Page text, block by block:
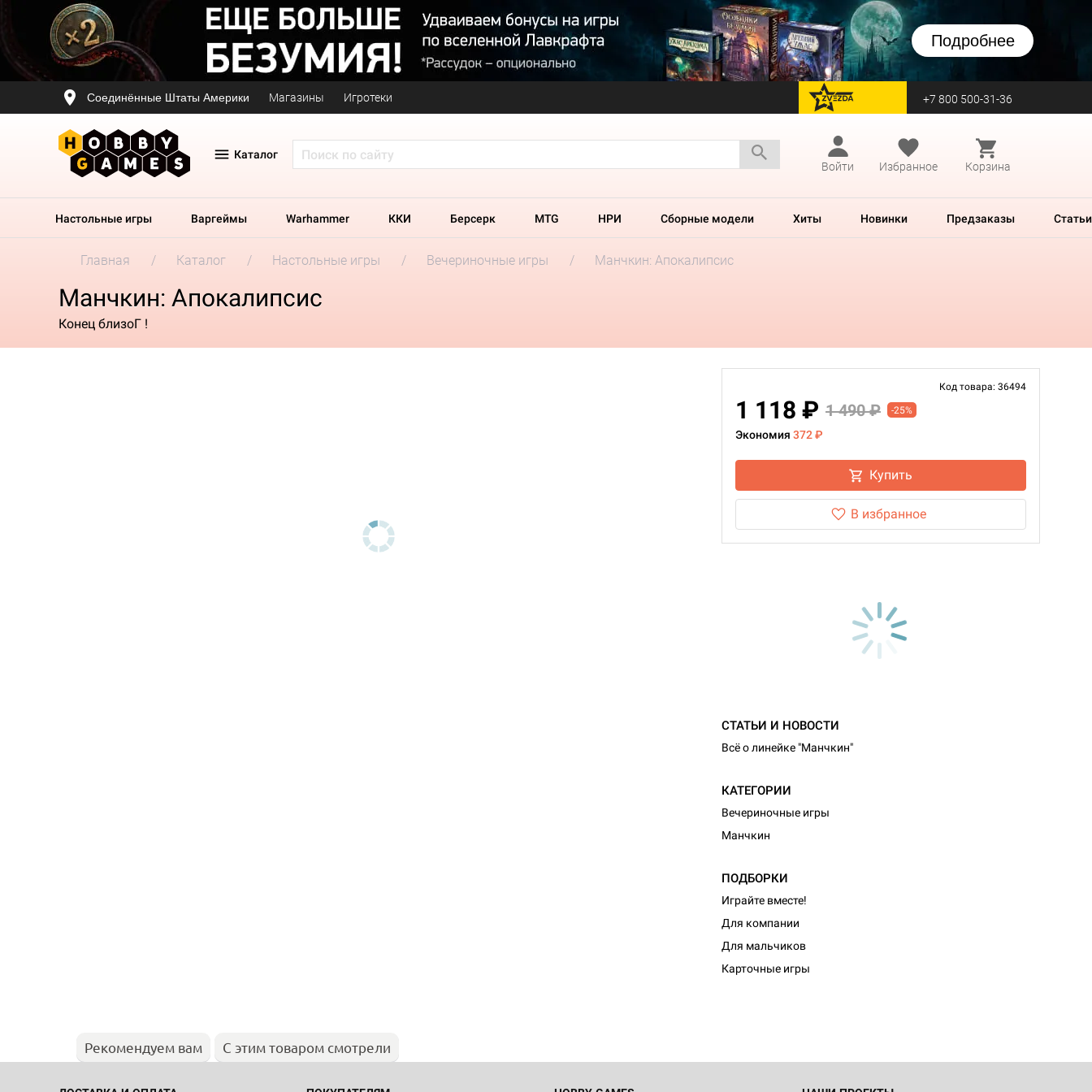
Подробнее
Соединённые Штаты Америки Магазины Игротеки перейти на Zvezda +7 800 500-31-36
Каталог
Войти
Избранное Корзина
Настольные игры Варгеймы Warhammer ККИ Берсерк MTG НРИ Сборные модели Хиты Новинки Предзаказы Статьи
Главная Каталог Настольные игры Вечериночные игры Манчкин: Апокалипсис
Манчкин: Апокалипсис
Конец близоГ !
Код товара: 36494
1 118 ₽ 1 490 ₽ -25%
Экономия 372 ₽
Купить
В избранное
СТАТЬИ И НОВОСТИ
Всё о линейке "Манчкин"
КАТЕГОРИИ
Вечериночные игры
Манчкин
ПОДБОРКИ
Играйте вместе!
Для компании
Для мальчиков
Карточные игры
Рекомендуем вам С этим товаром смотрели